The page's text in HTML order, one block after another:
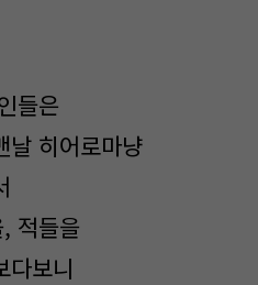
들은
날 히어로마냥
적들을
다보니